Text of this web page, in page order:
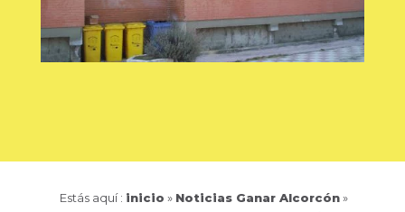
Estás aquí : inicio » Noticias Ganar Alcorcón»